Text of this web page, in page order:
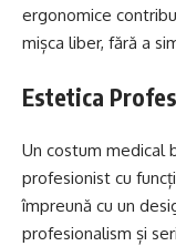
ergonomice
mișca liber, fără a
Estetica
Un costum medical
profesionist cu
împreună cu un
profesionalism și